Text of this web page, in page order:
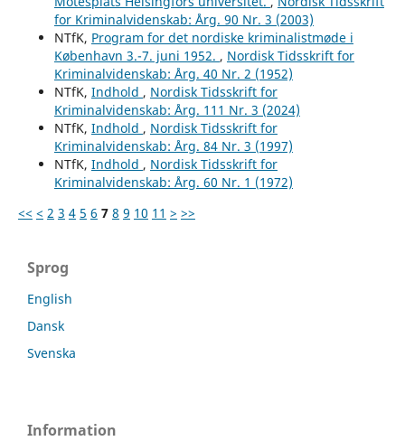
for Kriminalvidenskab: Årg. 90 Nr. 3 (2003)
NTfK, Program for det nordiske kriminalistmøde i
København 3.-7. juni 1952. , Nordisk Tidsskrift for
Kriminalvidenskab: Årg. 40 Nr. 2 (1952)
NTfK, Indhold , Nordisk Tidsskrift for
Kriminalvidenskab: Årg. 111 Nr. 3 (2024)
NTfK, Indhold , Nordisk Tidsskrift for
Kriminalvidenskab: Årg. 84 Nr. 3 (1997)
NTfK, Indhold , Nordisk Tidsskrift for
Kriminalvidenskab: Årg. 60 Nr. 1 (1972)
<< < 2 3 4 5 6 7 8 9 10 11 > >>
Sprog
English
Dansk
Svenska
Information